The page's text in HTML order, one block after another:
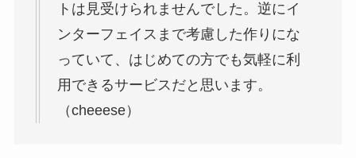
トは見受けられませんでした。逆にイ
ンターフェイスまで考慮した作りにな
っていて、はじめての方でも気軽に利
用できるサービスだと思います。
（cheeese）